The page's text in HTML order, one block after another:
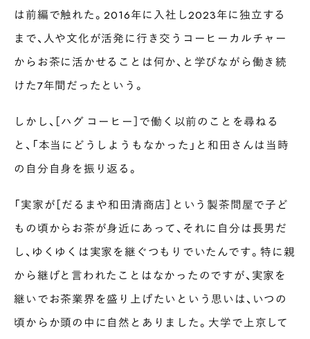
は前編で触れた。2016年に入社し2023年に独立する
まで、人や文化が活発に行き交うコーヒーカルチャー
からお茶に活かせることは何か、と学びながら働き続
けた7年間だったという。
しかし、［ハグ コーヒー］で働く以前のことを尋ねる
と、「本当にどうしようもなかった」と和田さんは当時
の自分自身を振り返る。
「実家が［だるまや和田清商店］という製茶問屋で子ど
もの頃からお茶が身近にあって、それに自分は長男だ
し、ゆくゆくは実家を継ぐつもりでいたんです。特に親
から継げと言われたことはなかったのですが、実家を
継いでお茶業界を盛り上げたいという思いは、いつの
頃からか頭の中に自然とありました。大学で上京して